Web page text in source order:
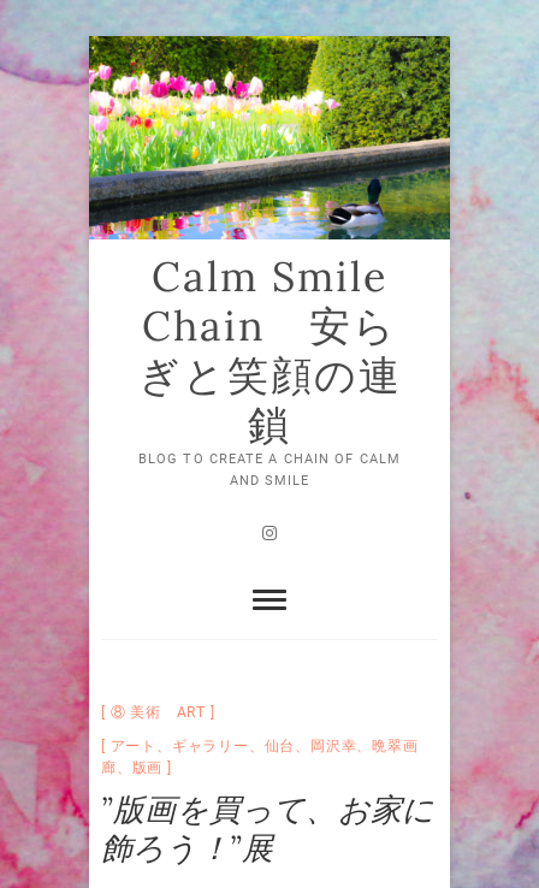
Skip
to
content
Calm Smile
Chain 安ら
ぎと笑顔の連
鎖
BLOG TO CREATE A CHAIN OF CALM
AND SMILE
Instagram
⑧ 美術 ART
アート
ギャラリー 仙台 岡沢幸 、晩翠画
廊
版画
”版画を買って、お家に
飾ろう！”展